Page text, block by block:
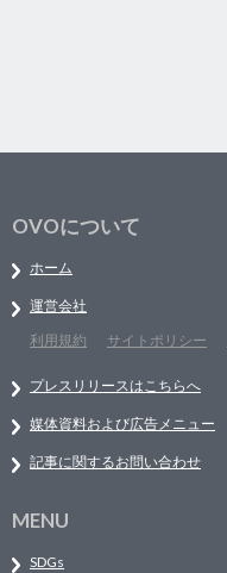
OVOについて
ホーム
運営会社
利用規約
サイトポリシー
プレスリリースはこちらへ
媒体資料および広告メニュー
記事に関するお問い合わせ
MENU
SDGs